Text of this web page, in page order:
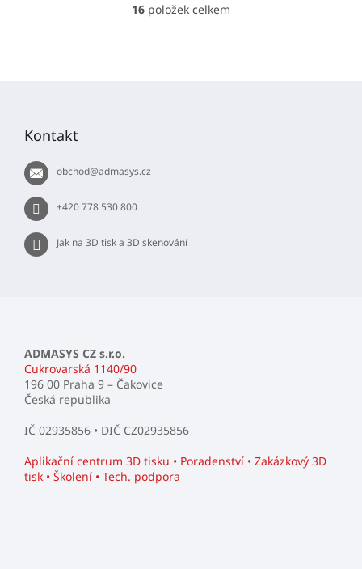
O
p
16 položek celkem
Kontakt
obchod@admasys.cz
+420 778 530 800
Jak na 3D tisk a 3D skenování
ADMASYS CZ s.r.o.
Cukrovarská 1140/90
196 00 Praha 9 – Čakovice
Česká republika
IČ 02935856 • DIČ CZ02935856
Aplikační centrum 3D tisku • Poradenství • Zakázkový 3D
tisk • Školení • Tech. podpora